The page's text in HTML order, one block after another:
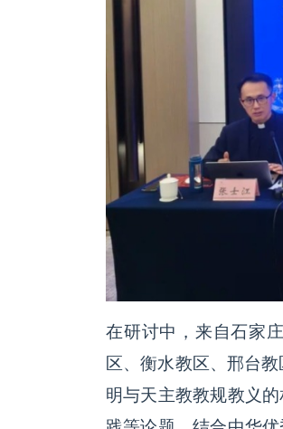
在研讨中，来自石家
区、衡水教区、邢台
明与天主教教规教义